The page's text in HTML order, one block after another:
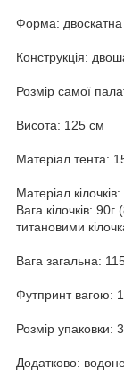
Форма: двоскатна
Конструкція:
Розмір самої
Висота: 125 см
Матеріал тента:
Матеріал
Вага кілочків:
титановими
Вага загальна:
Футпринт вагою:
Розмір упаковки:
Додатково: